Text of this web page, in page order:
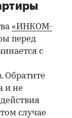
«ИНКОМ-
перед
с
Обратите
и не
случае